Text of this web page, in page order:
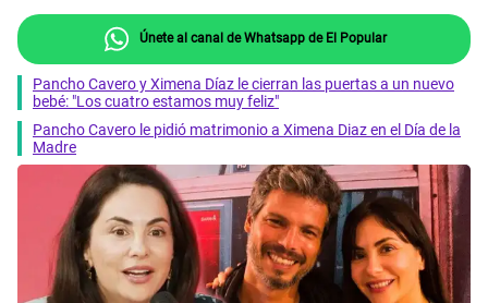
Únete al canal de Whatsapp de El Popular
Pancho Cavero y Ximena Díaz le cierran las puertas a un nuevo
bebé: "Los cuatro estamos muy feliz"
Pancho Cavero le pidió matrimonio a Ximena Diaz en el Día de la
Madre